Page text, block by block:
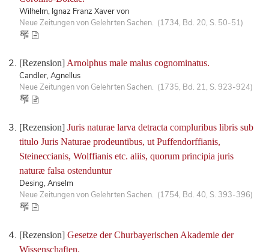
Wilhelm, Ignaz Franz Xaver von
Neue Zeitungen von Gelehrten Sachen. (1734, Bd. 20, S. 50-51)
[Rezension] Arnolphus male malus cognominatus.
Candler, Agnellus
Neue Zeitungen von Gelehrten Sachen. (1735, Bd. 21, S. 923-924)
[Rezension] Juris naturae larva detracta compluribus libris sub
titulo Juris Naturae prodeuntibus, ut Puffendorffianis,
Steineccianis, Wolffianis etc. aliis, quorum principia juris
naturæ falsa ostenduntur
Desing, Anselm
Neue Zeitungen von Gelehrten Sachen. (1754, Bd. 40, S. 393-396)
[Rezension] Gesetze der Churbayerischen Akademie der
Wissenschaften.